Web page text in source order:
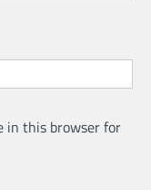
in this browser for